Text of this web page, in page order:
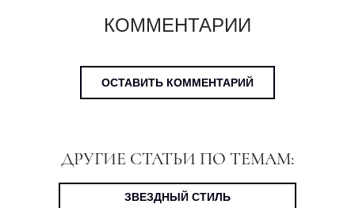
КОММЕНТАРИИ
ОСТАВИТЬ КОММЕНТАРИЙ
ДРУГИЕ СТАТЬИ ПО ТЕМАМ:
ЗВЕЗДНЫЙ СТИЛЬ